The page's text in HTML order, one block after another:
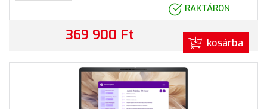
RAKTÁRON
369 900 Ft kosárba